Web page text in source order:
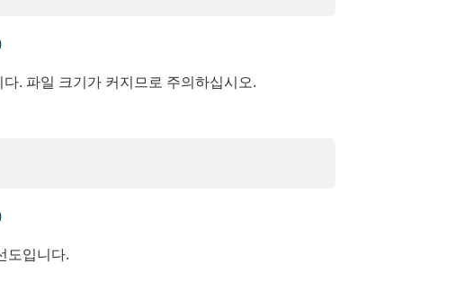
. 파일 크기가 커지므로 주의하십시오.
도입니다.